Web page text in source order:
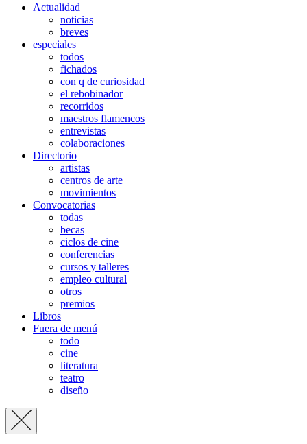
Actualidad
noticias
breves
especiales
todos
fichados
con q de curiosidad
el rebobinador
recorridos
maestros flamencos
entrevistas
colaboraciones
Directorio
artistas
centros de arte
movimientos
Convocatorias
todas
becas
ciclos de cine
conferencias
cursos y talleres
empleo cultural
otros
premios
Libros
Fuera de menú
todo
cine
literatura
teatro
diseño